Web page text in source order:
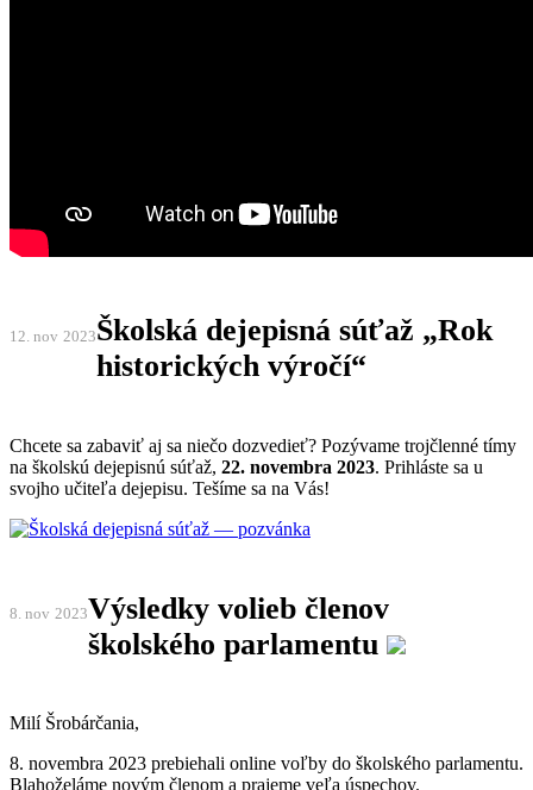
12. nov 2023Školská dejepisná súťaž „Rok
historických výročí“
Chcete sa zabaviť aj sa niečo dozvedieť? Pozývame trojčlenné tímy
na školskú dejepisnú súťaž, 22. novembra 2023. Prihláste sa u
svojho učiteľa dejepisu. Tešíme sa na Vás!
8. nov 2023Výsledky volieb členov
školského parlamentu
Milí Šrobárčania,
8. novembra 2023 prebiehali online voľby do školského parlamentu.
Blahoželáme novým členom a prajeme veľa úspechov.